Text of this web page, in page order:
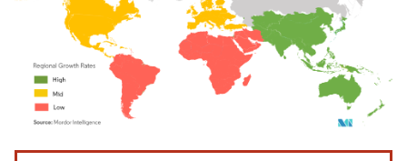
Bild © Mordor Intelligence. Wiederverwendung erfordert Namensnennung gemäß